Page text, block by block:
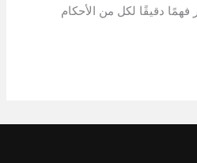
دقيقًا لكل من الأحكام